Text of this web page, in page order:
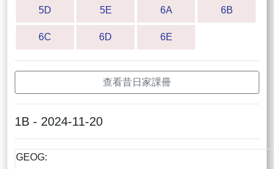
5D 5E 6A 6B
6C 6D 6E
查看昔日家課冊
1B - 2024-11-20
GEOG: